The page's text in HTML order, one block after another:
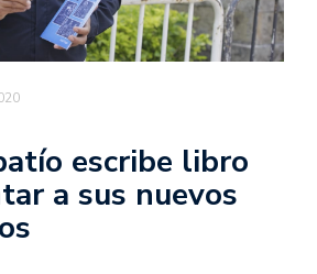
escribe libro
a sus nuevos